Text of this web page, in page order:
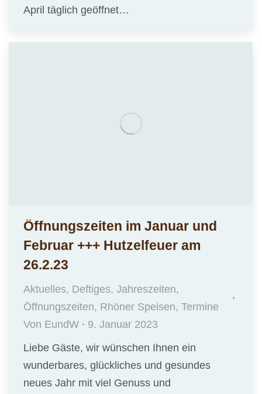
April täglich geöffnet…
Öffnungszeiten im Januar und
Februar +++ Hutzelfeuer am
26.2.23
Aktuelles, Deftiges, Jahreszeiten,
Öffnungszeiten, Rhöner Speisen, Termine
Von EundW
9. Januar 2023
Liebe Gäste, wir wünschen Ihnen ein
wunderbares, glückliches und gesundes
neues Jahr mit viel Genuss und